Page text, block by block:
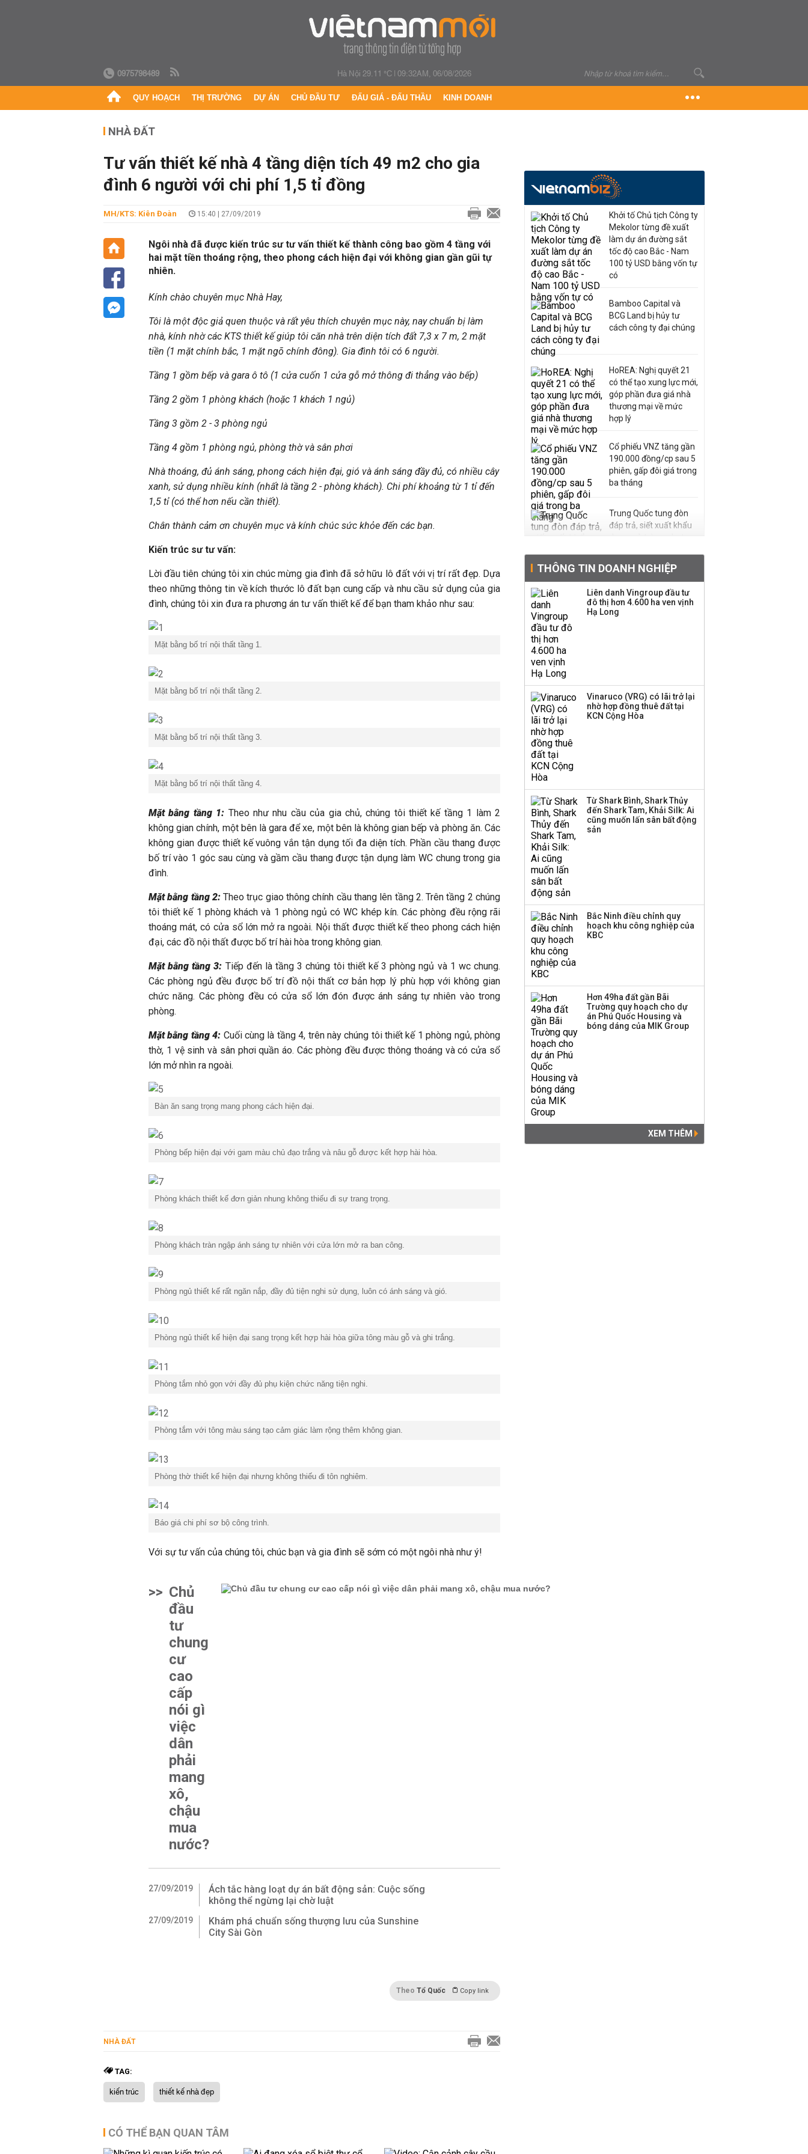
0975798489 Hà Nội 29.11 °C|09:32AM, 06/08/2026
QUY HOẠCH THỊ TRƯỜNG DỰ ÁN CHỦ ĐẦU TƯ ĐẤU GIÁ - ĐẤU THẦU KINH DOANH
NHÀ ĐẤT
Tư vấn thiết kế nhà 4 tầng diện tích 49 m2 cho gia
đình 6 người với chi phí 1,5 tỉ đồng
MH/KTS: Kiên Đoàn 15:40 | 27/09/2019
Ngôi nhà đã được kiến trúc sư tư vấn thiết kế thành công bao gồm 4 tầng với
hai mặt tiền thoáng rộng, theo phong cách hiện đại với không gian gần gũi tự
nhiên.
Kính chào chuyên mục Nhà Hay,
Tôi là một độc giả quen thuộc và rất yêu thích chuyên mục này, nay chuẩn bị làm
nhà, kính nhờ các KTS thiết kế giúp tôi căn nhà trên diện tích đất 7,3 x 7 m, 2 mặt
tiền (1 mặt chính bắc, 1 mặt ngõ chính đông). Gia đình tôi có 6 người.
Tầng 1 gồm bếp và gara ô tô (1 cửa cuốn 1 cửa gỗ mở thông đi thẳng vào bếp)
Tầng 2 gồm 1 phòng khách (hoặc 1 khách 1 ngủ)
Tầng 3 gồm 2 - 3 phòng ngủ
Tầng 4 gồm 1 phòng ngủ, phòng thờ và sân phơi
Nhà thoáng, đủ ánh sáng, phong cách hiện đại, gió và ánh sáng đầy đủ, có nhiều cây
xanh, sử dụng nhiều kính (nhất là tầng 2 - phòng khách). Chi phí khoảng từ 1 tỉ đến
1,5 tỉ (có thể hơn nếu cần thiết).
Chân thành cảm ơn chuyên mục và kính chúc sức khỏe đến các bạn.
Kiến trúc sư tư vấn:
Lời đầu tiên chúng tôi xin chúc mừng gia đình đã sở hữu lô đất với vị trí rất đẹp. Dựa
theo những thông tin về kích thước lô đất bạn cung cấp và nhu cầu sử dụng của gia
đình, chúng tôi xin đưa ra phương án tư vấn thiết kế để bạn tham khảo như sau:
Mặt bằng bố trí nội thất tầng 1.
Mặt bằng bố trí nội thất tầng 2.
Mặt bằng bố trí nội thất tầng 3.
Mặt bằng bố trí nội thất tầng 4.
Mặt bằng tầng 1: Theo như nhu cầu của gia chủ, chúng tôi thiết kế tầng 1 làm 2
không gian chính, một bên là gara để xe, một bên là không gian bếp và phòng ăn. Các
không gian được thiết kế vuông vắn tận dụng tối đa diện tích. Phần cầu thang được
bố trí vào 1 góc sau cùng và gầm cầu thang được tận dụng làm WC chung trong gia
đình.
Mặt bằng tầng 2:Theo trục giao thông chính cầu thang lên tầng 2. Trên tầng 2 chúng
tôi thiết kế 1 phòng khách và 1 phòng ngủ có WC khép kín. Các phòng đều rộng rãi
thoáng mát, có cửa sổ lớn mở ra ngoài. Nội thất được thiết kế theo phong cách hiện
đại, các đồ nội thất được bố trí hài hòa trong không gian.
Mặt bằng tầng 3: Tiếp đến là tầng 3 chúng tôi thiết kế 3 phòng ngủ và 1 wc chung.
Các phòng ngủ đều được bố trí đồ nội thất cơ bản hợp lý phù hợp với không gian
chức năng. Các phòng đều có cửa sổ lớn đón được ánh sáng tự nhiên vào trong
phòng.
Mặt bằng tầng 4: Cuối cùng là tầng 4, trên này chúng tôi thiết kế 1 phòng ngủ, phòng
thờ, 1 vệ sinh và sân phơi quần áo. Các phòng đều được thông thoáng và có cửa sổ
lớn mở nhìn ra ngoài.
Bàn ăn sang trọng mang phong cách hiện đại.
Phòng bếp hiện đại với gam màu chủ đạo trắng và nâu gỗ được kết hợp hài hòa.
Phòng khách thiết kế đơn giản nhung không thiếu đi sự trang trọng.
Phòng khách tràn ngập ánh sáng tự nhiên với cửa lớn mở ra ban công.
Phòng ngủ thiết kế rất ngăn nắp, đầy đủ tiện nghi sử dụng, luôn có ánh sáng và gió.
Phòng ngủ thiết kế hiện đại sang trọng kết hợp hài hòa giữa tông màu gỗ và ghi trắng.
Phòng tắm nhỏ gọn với đầy đủ phụ kiện chức năng tiện nghi.
Phòng tắm với tông màu sáng tạo cảm giác làm rộng thêm không gian.
Phòng thờ thiết kế hiện đại nhưng không thiếu đi tôn nghiêm.
Báo giá chi phí sơ bộ công trình.
Với sự tư vấn của chúng tôi, chúc bạn và gia đình sẽ sớm có một ngôi nhà như ý!
>> Chủ
đầu
tư
chung
cư
cao
cấp
nói gì
việc
dân
phải
mang
xô,
chậu
mua
nước?
27/09/2019
Ách tắc hàng loạt dự án bất động sản: Cuộc sống
không thể ngừng lại chờ luật
27/09/2019
Khám phá chuẩn sống thượng lưu của Sunshine
City Sài Gòn
Theo Tổ Quốc Copy link
NHÀ ĐẤT
TAG:
kiến trúc thiết kế nhà đẹp
CÓ THỂ BẠN QUAN TÂM
Khởi tố Chủ tịch Công ty
Mekolor từng đề xuất
làm dự án đường sắt
tốc độ cao Bắc - Nam
100 tỷ USD bằng vốn tự
có
Bamboo Capital và
BCG Land bị hủy tư
cách công ty đại chúng
HoREA: Nghị quyết 21
có thể tạo xung lực mới,
góp phần đưa giá nhà
thương mại về mức
hợp lý
Cổ phiếu VNZ tăng gần
190.000 đồng/cp sau 5
phiên, gấp đôi giá trong
ba tháng
Trung Quốc tung đòn
đáp trả, siết xuất khẩu
drone và trừng phạt
Hoá chất Đức Giang
công bố hai ứng viên
HĐQT, cổ phiếu DGC
tăng trần
trang, phụ kiện cao cấp
Hãng kim cương tài trợ
Lãi thuần từ dịch vụ
nhiều ngân hàng tăng
ba chữ số trong nửa
đầu năm:
THÔNG TIN DOANH NGHIỆP
Liên danh Vingroup đầu tư
đô thị hơn 4.600 ha ven vịnh
Hạ Long
Vinaruco (VRG) có lãi trở lại
nhờ hợp đồng thuê đất tại
KCN Cộng Hòa
Từ Shark Bình, Shark Thủy
đến Shark Tam, Khải Silk: Ai
cũng muốn lấn sân bất động
sản
Bắc Ninh điều chỉnh quy
hoạch khu công nghiệp của
KBC
Hơn 49ha đất gần Bãi
Trường quy hoạch cho dự
án Phú Quốc Housing và
bóng dáng của MIK Group
XEM THÊM